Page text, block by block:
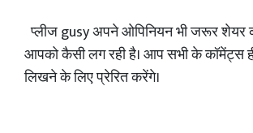
प्लीज gusy अपने ओपिनियन भी जरूर शेयर
आपको कैसी लग रही है। आप सभी के कॉमेंट्स
लिखने के लिए प्रेरित करेंगे।